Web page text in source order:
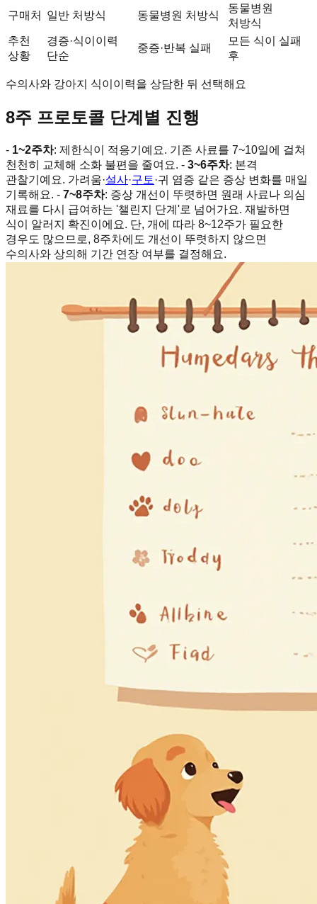
구매처 일반 처방식 동물병원 처방식
동물병원
처방식
추천
상황
경증·식이이력
단순
중증·반복 실패
모든 식이 실패
후
수의사와 강아지 식이이력을 상담한 뒤 선택해요
8주 프로토콜 단계별 진행
- 1~2주차: 제한식이 적응기예요. 기존 사료를 7~10일에 걸쳐
천천히 교체해 소화 불편을 줄여요. - 3~6주차: 본격
관찰기예요. 가려움·설사·구토 ·귀 염증 같은 증상 변화를 매일
기록해요. - 7~8주차: 증상 개선이 뚜렷하면 원래 사료나 의심
재료를 다시 급여하는 '챌린지 단계'로 넘어가요. 재발하면
식이 알러지 확진이에요. 단, 개에 따라 8~12주가 필요한
경우도 많으므로, 8주차에도 개선이 뚜렷하지 않으면
수의사와 상의해 기간 연장 여부를 결정해요.